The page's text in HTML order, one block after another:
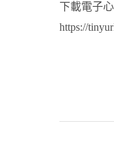
下載電子心
https://